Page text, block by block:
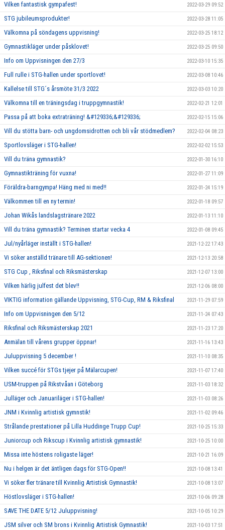
Vilken fantastisk gympafest! 2022-03-29 09:52
STG jubileumsprodukter! 2022-03-28 11:05
Välkomna på söndagens uppvisning! 2022-03-25 18:12
Gymnastikläger under påsklovet! 2022-03-25 09:50
Info om Uppvisningen den 27/3 2022-03-10 15:35
Full rulle i STG-hallen under sportlovet! 2022-03-08 10:46
Kallelse till STG´s årsmöte 31/3 2022 2022-03-03 10:20
Välkomna till en träningsdag i truppgymnastik! 2022-02-21 12:01
Passa på att boka extraträning! &#129336;&#129336; 2022-02-15 15:06
Vill du stötta barn- och ungdomsidrotten och bli vår stödmedlem? 2022-02-04 08:23
Sportlovsläger i STG-hallen! 2022-02-02 15:53
Vill du träna gymnastik? 2022-01-30 16:10
Gymnastikträning för vuxna! 2022-01-27 11:09
Föräldra-barngympa! Häng med ni med!! 2022-01-24 15:19
Välkommen till en ny termin! 2022-01-18 09:57
Johan Wikås landslagstränare 2022 2022-01-13 11:10
Vill du träna gymnastik? Terminen startar vecka 4 2022-01-08 09:45
Jul/nyårläger inställt i STG-hallen! 2021-12-22 17:43
Vi söker anställd tränare till AG-sektionen! 2021-12-13 20:58
STG Cup , Riksfinal och Riksmästerskap 2021-12-07 13:00
Vilken härlig julfest det blev!! 2021-12-06 08:00
VIKTIG information gällande Uppvisning, STG-Cup, RM & Riksfinal 2021-11-29 07:59
Info om Uppvisningen den 5/12 2021-11-24 07:43
Riksfinal och Riksmästerskap 2021 2021-11-23 17:20
Anmälan till vårens grupper öppnar! 2021-11-16 13:43
Juluppvisning 5 december ! 2021-11-10 08:35
Vilken succé för STGs tjejer på Mälarcupen! 2021-11-07 17:40
USM-truppen på Rikstvåan i Göteborg 2021-11-03 18:32
Julläger och Januariläger i STG-hallen! 2021-11-03 08:26
JNM i Kvinnlig artistisk gymnstik! 2021-11-02 09:46
Strålande prestationer på Lilla Huddinge Trupp Cup! 2021-10-25 15:33
Juniorcup och Rikscup i Kvinnlig artistisk gymnastik! 2021-10-25 10:00
Missa inte höstens roligaste läger! 2021-10-21 16:09
Nu i helgen är det äntligen dags för STG-Open!! 2021-10-08 13:41
Vi söker fler tränare till Kvinnlig Artistisk Gymnastik! 2021-10-08 13:07
Höstlovsläger i STG-hallen! 2021-10-06 09:28
SAVE THE DATE 5/12 Juluppvisning! 2021-10-05 10:29
JSM silver och SM brons i Kvinnlig Artistisk Gymnastik! 2021-10-03 17:51